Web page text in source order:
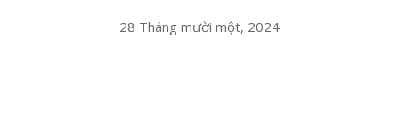
28 Tháng mười một, 2024